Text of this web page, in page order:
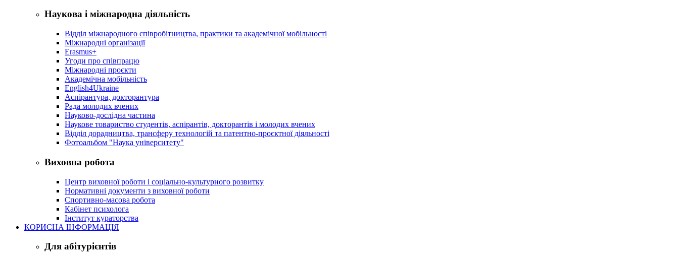
Наукова і міжнародна діяльність
Відділ міжнародного співробітництва, практики та академічної мобільності
Міжнародні організації
Erasmus+
Угоди про співпрацю
Міжнародні проєкти
Академічна мобільність
English4Ukraine
Аспірантура, докторантура
Рада молодих вчених
Науково-дослідна частина
Наукове товариство студентів, аспірантів, докторантів і молодих вчених
Відділ дорадництва, трансферу технологій та патентно-проєктної діяльності
Фотоальбом "Наука університету"
Виховна робота
Центр виховної роботи і соціально-культурного розвитку
Нормативні документи з виховної роботи
Спортивно-масова робота
Кабінет психолога
Інститут кураторства
КОРИСНА ІНФОРМАЦІЯ
Для абітурієнтів